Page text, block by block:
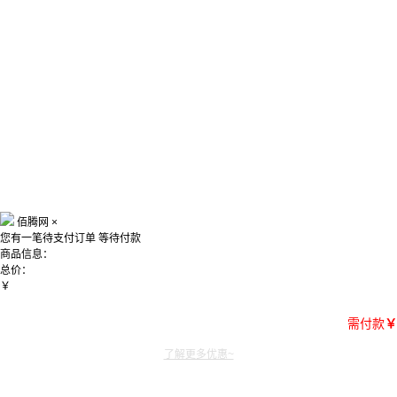
佰腾网 ×
您有一笔待支付订单 等待付款
商品信息：
总价：
￥
需付款￥
了解更多优惠~